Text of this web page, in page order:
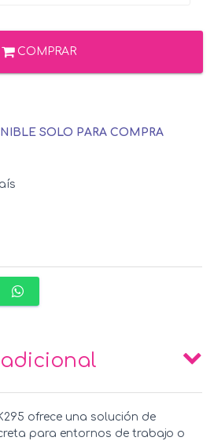
COMPRAR
SOLO PARA COMPRA
ofrece una solución de
para entornos de trabajo o